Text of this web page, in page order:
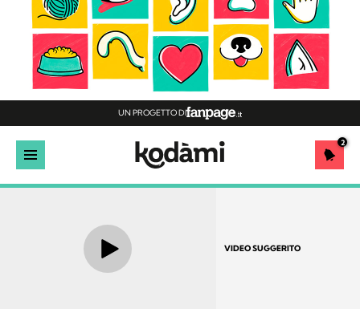
UN PROGETTO DI
2
VIDEO SUGGERITO